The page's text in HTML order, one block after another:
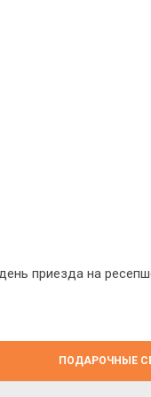
приезда на
ПОДАРОЧНЫЕ